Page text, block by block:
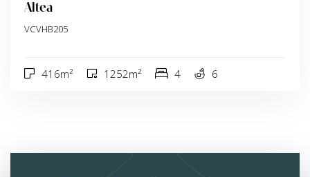
Altea
VCVHB205
416m² 1252m² 4 6